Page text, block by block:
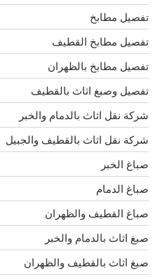
تفصيل مطابخ
تفصيل مطابخ القطيف
تفصيل مطابخ بالظهران
تفصيل وصبغ اثاث بالقطيف
شركة نقل اثاث بالدمام والخبر
شركة نقل اثاث بالقطيف والجبيل
صباغ الخبر
صباغ الدمام
صباغ القطيف والظهران
صبغ اثاث بالدمام والخبر
صبغ اثاث بالقطيف والظهران